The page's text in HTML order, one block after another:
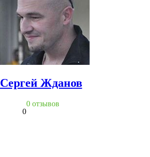
Сергей Жданов
0
0 отзывов